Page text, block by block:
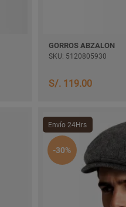
GORROS ABZALON
SKU: 5120805930
S/. 119.00
Envío 24Hrs
-30%